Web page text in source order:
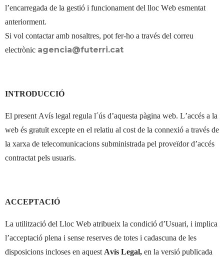
l’encarregada de la gestió i funcionament del lloc Web esmentat
anteriorment.
Si vol contactar amb nosaltres, pot fer-ho a través del correu
electrònic agencia@futerri.cat
INTRODUCCIÓ
El present Avís legal regula l´ús d’aquesta pàgina web. L’accés a la
web és gratuït excepte en el relatiu al cost de la connexió a través de
la xarxa de telecomunicacions subministrada pel proveïdor d’accés
contractat pels usuaris.
ACCEPTACIÓ
La utilització del Lloc Web atribueix la condició d’Usuari, i implica
l’acceptació plena i sense reserves de totes i cadascuna de les
disposicions incloses en aquest Avís Legal, en la versió publicada